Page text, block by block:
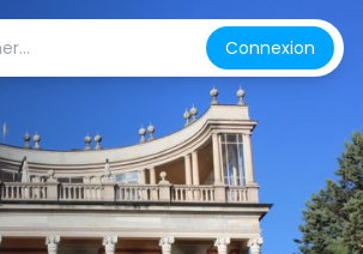
Connexion